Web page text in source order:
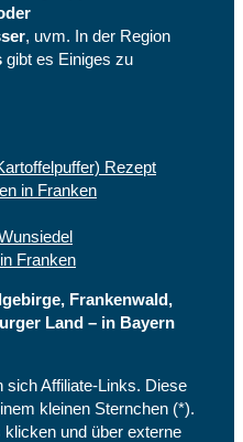
, uvm. In der Region
gibt es Einiges zu
Rezept
in Franken
Franken
Frankenwald,
Land – in Bayern
sich Affiliate-Links. Diese
kleinen Sternchen (*).
und über externe